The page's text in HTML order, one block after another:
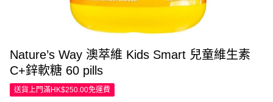
Nature’s Way 澳萃維 Kids Smart 兒童維生素
C+鋅軟糖 60 pills
送貨上門滿HK$250.00免運費